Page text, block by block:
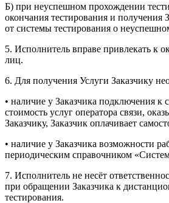
Б) при неуспешном прохождении
окончания тестирования и получения
от системы тестирования о
5. Исполнитель вправе привлекать к
лиц.
6. Для получения Услуги Заказчику
• наличие у Заказчика подключения к
стоимость услуг оператора связи,
Заказчику, Заказчик оплачивает
• наличие у Заказчика возможности
периодическим справочником
7. Исполнитель не несёт
при обращении Заказчика к
тестирования.